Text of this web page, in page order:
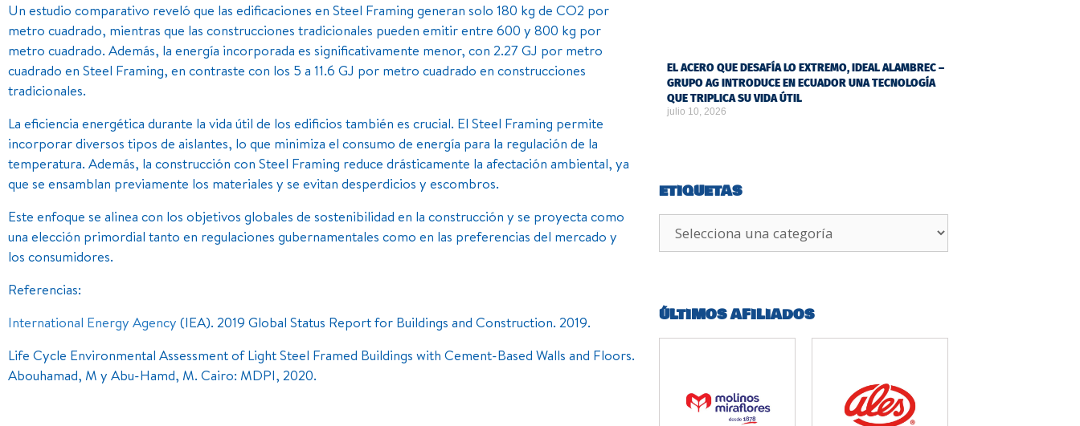
Un estudio comparativo reveló que las edificaciones en Steel Framing generan solo 180 kg de CO2 por
metro cuadrado, mientras que las construcciones tradicionales pueden emitir entre 600 y 800 kg por
metro cuadrado. Además, la energía incorporada es significativamente menor, con 2.27 GJ por metro
cuadrado en Steel Framing, en contraste con los 5 a 11.6 GJ por metro cuadrado en construcciones
tradicionales.
La eficiencia energética durante la vida útil de los edificios también es crucial. El Steel Framing permite
incorporar diversos tipos de aislantes, lo que minimiza el consumo de energía para la regulación de la
temperatura. Además, la construcción con Steel Framing reduce drásticamente la afectación ambiental, ya
que se ensamblan previamente los materiales y se evitan desperdicios y escombros.
Este enfoque se alinea con los objetivos globales de sostenibilidad en la construcción y se proyecta como
una elección primordial tanto en regulaciones gubernamentales como en las preferencias del mercado y
los consumidores.
Referencias:
International Energy Agency (IEA). 2019 Global Status Report for Buildings and Construction. 2019.
Life Cycle Environmental Assessment of Light Steel Framed Buildings with Cement-Based Walls and Floors.
Abouhamad, M y Abu-Hamd, M. Cairo: MDPI, 2020.
EL ACERO QUE DESAFÍA LO EXTREMO, IDEAL ALAMBREC –
GRUPO AG INTRODUCE EN ECUADOR UNA TECNOLOGÍA
QUE TRIPLICA SU VIDA ÚTIL
julio 10, 2026
ETIQUETAS
ÚLTIMOS AFILIADOS